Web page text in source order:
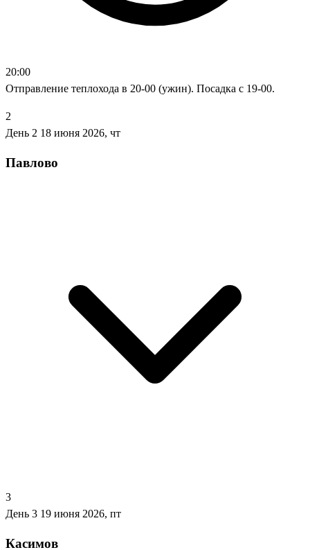
20:00
Отправление теплохода в 20-00 (ужин). Посадка с 19-00.
2
День 2 18 июня 2026, чт
Павлово
3
День 3 19 июня 2026, пт
Касимов